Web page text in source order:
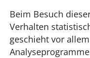
Beim Besuch
Verhalten
geschieht vor